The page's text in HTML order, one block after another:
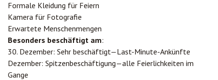
Formale Kleidung für Feiern
Kamera für Fotografie
Erwartete Menschenmengen
Besonders beschäftigt am:
30. Dezember: Sehr beschäftigt—Last-Minute-Ankünfte
Dezember: Spitzenbeschäftigung—alle Feierlichkeiten im
Gange